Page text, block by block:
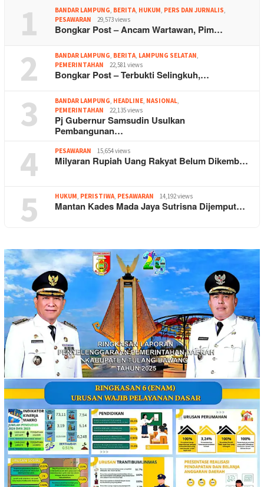
1 BANDAR LAMPUNG, BERITA, HUKUM, PERS DAN JURNALIS,
PESAWARAN
29,573 views
Bongkar Post – Ancam Wartawan, Pim…
2 BANDAR LAMPUNG, BERITA, LAMPUNG SELATAN,
PEMERINTAHAN
22,581 views
Bongkar Post – Terbukti Selingkuh,…
3 BANDAR LAMPUNG, HEADLINE, NASIONAL,
PEMERINTAHAN
22,135 views
Pj Gubernur Samsudin Usulkan
Pembangunan…
4 PESAWARAN 15,654 views
Milyaran Rupiah Uang Rakyat Belum Dikemb…
5 HUKUM, PERISTIWA, PESAWARAN 14,192 views
Mantan Kades Mada Jaya Sutrisna Dijemput…